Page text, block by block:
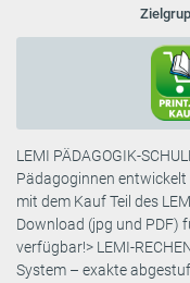
LEMI PÄDAGOGIK-
Pädagoginnen
mit dem Kauf Teil des
Download (jpg und PDF)
verfügbar!> LEMI-
System – exakte